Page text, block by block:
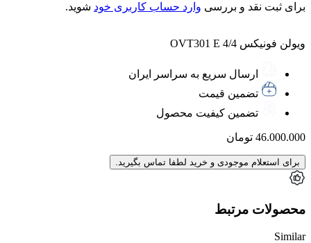
برای ثبت نقد و بررسی وارد حساب کاربری خود شوید.
ویولن فونیکس 4/4 OVT301 E
ارسال سریع به سراسر ایران
تضمین قیمت
تضمین کیفیت محصول
46.000.000 تومان
برای استعلام موجودی و خرید لطفا تماس بگیرید.
محصولات مرتبط
Similar